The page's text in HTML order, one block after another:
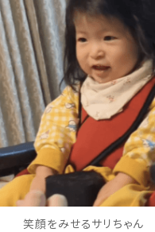
笑顔をみせるサリちゃん